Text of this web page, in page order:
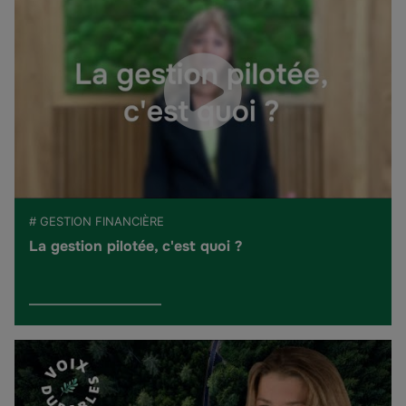
# GESTION FINANCIÈRE
La gestion pilotée, c'est quoi ?